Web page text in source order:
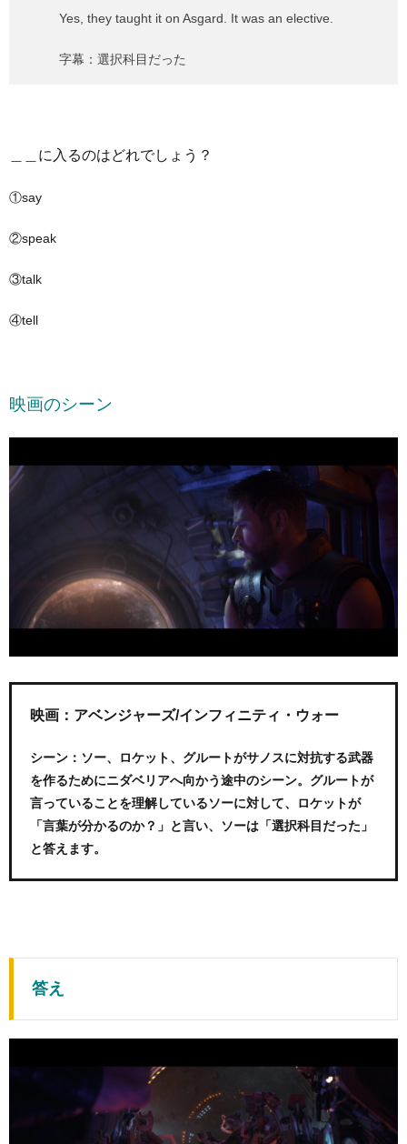
Yes, they taught it on Asgard. It was an elective.
字幕：選択科目だった
＿＿に入るのはどれでしょう？
①say
②speak
③talk
④tell
映画のシーン
映画：アベンジャーズ/インフィニティ・ウォー
シーン：ソー、ロケット、グルートがサノスに対抗する武器
を作るためにニダベリアへ向かう途中のシーン。グルートが
言っていることを理解しているソーに対して、ロケットが
「言葉が分かるのか？」と言い、ソーは「選択科目だった」
と答えます。
答え